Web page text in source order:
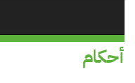
أحكام